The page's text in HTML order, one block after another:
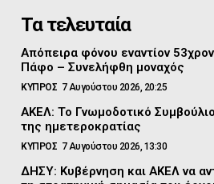
Τα τελευταία
Απόπειρα φόνου εναντίον
Πάφο – Συνελήφθη μοναχός
ΚΥΠΡΟΣ 7 Αυγούστου 2026, 20:25
ΑΚΕΛ: Το Γνωμοδοτικό
της ημετεροκρατίας
ΚΥΠΡΟΣ 7 Αυγούστου 2026, 13:30
ΔΗΣΥ: Κυβέρνηση και ΑΚΕΛ να